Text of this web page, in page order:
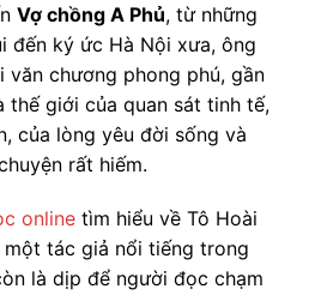
Vợ chồng A Phủ, từ những
đến ký ức Hà Nội xưa, ông
chương phong phú, gần
thế giới của quan sát tinh tế,
của lòng yêu đời sống và
rất hiếm.
online tìm hiểu về Tô Hoài
tác giả nổi tiếng trong
là dịp để người đọc chạm